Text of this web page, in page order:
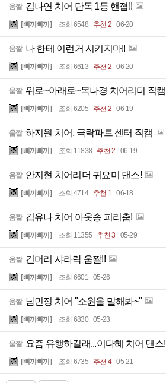
움짤 김나연 치어 단독 1등 핸졉!!
[삐끼삐끼] 조회 6548 추천 2 06-20
움짤 나 한테 이런거 시키지마!!
[삐끼삐끼] 조회 6613 추천 2 06-20
움짤 위로~아래로~목나경 치어리더 직캠
[삐끼삐끼] 조회 6205 추천 2 06-19
움짤 하지원 치어, 극락파트 센터 직캠
[삐끼삐끼] 조회 11838 추천 2 06-19
움짤 안지현 치어리더 귀요미 댄스!
[삐끼삐끼] 조회 4714 추천 1 06-18
움짤 김유나 치어 아웃송 피리춤!
[삐끼삐끼] 조회 11355 추천 3 05-29
움짤 긴머리 샤라락 움짤!!
[삐끼삐끼] 조회 6601 05-26
움짤 남민정 치어 "소원을 말해봐~"
[삐끼삐끼] 조회 6830 05-23
움짤 요즘 유행하길래...이다혜 치어 댄스!
[삐끼삐끼] 조회 6735 추천 4 05-21